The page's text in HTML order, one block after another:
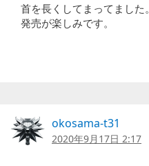
首を長くしてまってました。
発売が楽しみです。
okosama-t31
2020年9月17日 2:17